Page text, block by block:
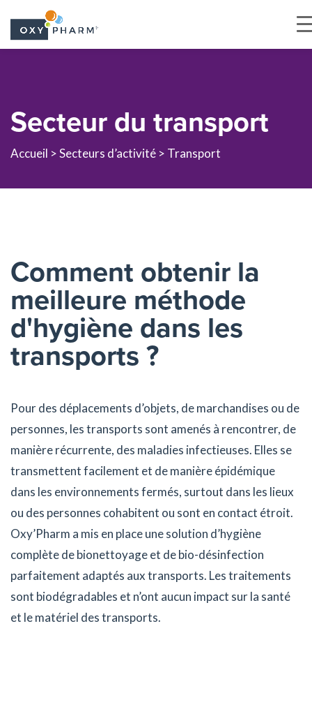
content
Secteur du transport
Accueil >Secteurs d’activité > Transport
Comment obtenir la
meilleure méthode
d'hygiène dans les
transports ?
Pour des déplacements d’objets, de marchandises ou de
personnes, les transports sont amenés à rencontrer, de
manière récurrente, des maladies infectieuses. Elles se
transmettent facilement et de manière épidémique
dans les environnements fermés, surtout dans les lieux
ou des personnes cohabitent ou sont en contact étroit.
Oxy’Pharm a mis en place une solution d’hygiène
complète de bionettoyage et de bio-désinfection
parfaitement adaptés aux transports. Les traitements
sont biodégradables et n’ont aucun impact sur la santé
et le matériel des transports.